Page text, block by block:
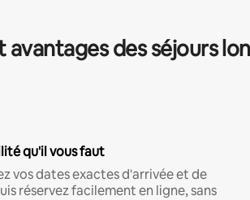
avantages des séjours
qu'il vous faut
vos dates exactes d'arrivée et de
réservez facilement en ligne, sans